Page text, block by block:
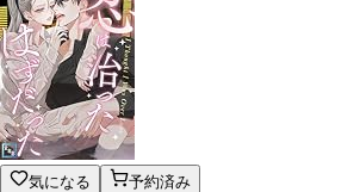
気になる 予約済み